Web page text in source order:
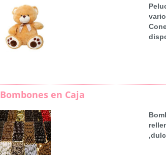
Bombones en Caja